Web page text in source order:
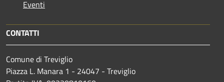
Eventi
CONTATTI
Comune di Treviglio
Piazza L. Manara 1 - 24047 - Treviglio